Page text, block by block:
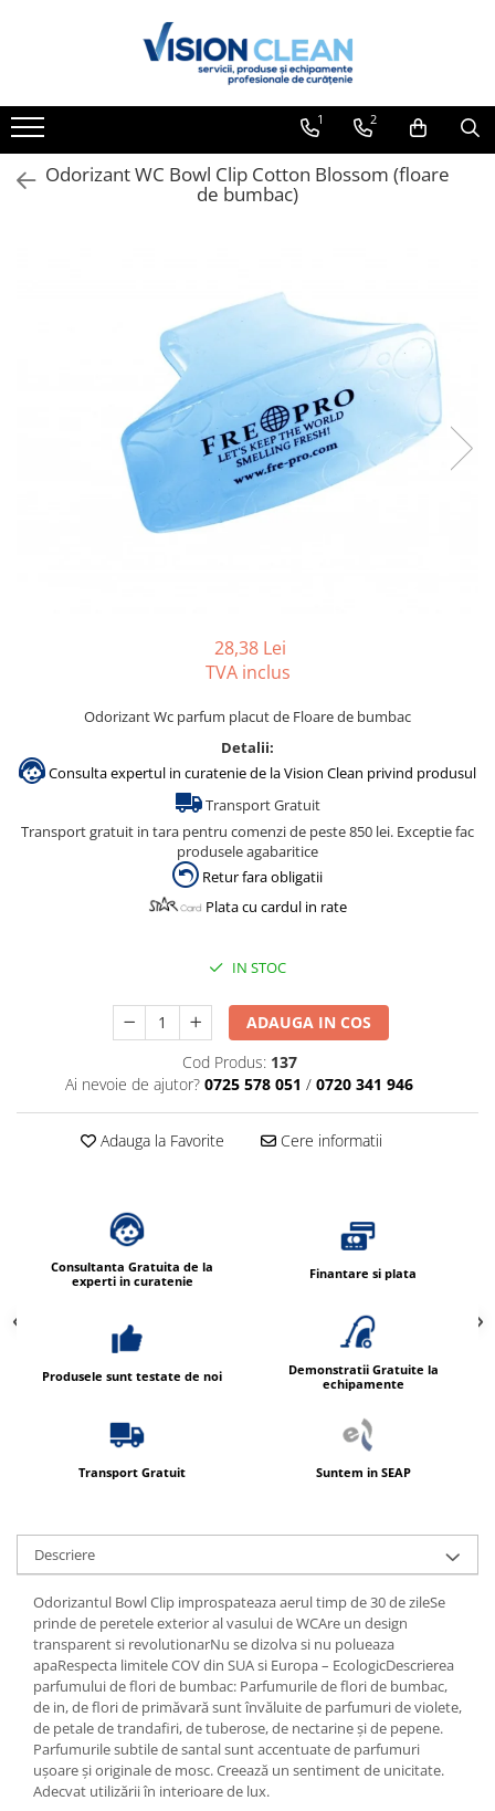
Aspiratoare si masini curatenie
profesionale
Echipament de curatat cu presiune
Masini de curatat si aspirat
Monodiscuri profesionale
Detergenti profesionali
Accesorii detergenti, pompe,
Detergenti covoare, mochete,
Detergenti pardoseala
Detergenti rufe si tesaturi
Detergenti toaleta, grup sanitar
Room Care
Dezinfectanti profesionali
Dezinfectanti maini
Dispensere / Dozatoare
Dozatoare dezinfectanti
Dispensere acoperitoare colac wc
Dispensere hartie igienica
Dispensere odorizante
Dispensere rola hartie industriala
Dispensere rola prosop hartie
servetele faciale
Dozatoare sapun lichid
Uscatoare de maini
Sampon si gel de dus
Sapun solid
Sapun spuma
Consumabile hartie
Acoperitori toaleta
Cearceaf hartie & cearceaf hartie
Hartie igienica
1 2
Odorizant WC Bowl Clip Cotton Blossom (floare
de bumbac)
28,38 Lei
TVA inclus
Odorizant Wc parfum placut de Floare de bumbac
Detalii:
Consulta expertul in curatenie de la Vision Clean privind produsul
Transport Gratuit
Transport gratuit in tara pentru comenzi de peste 850 lei. Exceptie fac
produsele agabaritice
Retur fara obligatii
Plata cu cardul in rate
IN STOC
ADAUGA IN COS
Cod Produs: 137
Ai nevoie de ajutor? 0725 578 051 / 0720 341 946
Adauga la Favorite Cere informatii
Consultanta Gratuita de la
experti in curatenie
Finantare si plata
Produsele sunt testate de noi
Demonstratii Gratuite la
echipamente
Transport Gratuit Suntem in SEAP
Descriere
Odorizantul Bowl Clip improspateaza aerul timp de 30 de zileSe
prinde de peretele exterior al vasului de WCAre un design
transparent si revolutionarNu se dizolva si nu polueaza
apaRespecta limitele COV din SUA si Europa – EcologicDescrierea
parfumului de flori de bumbac: Parfumurile de flori de bumbac,
de in, de flori de primăvară sunt învăluite de parfumuri de violete,
de petale de trandafiri, de tuberose, de nectarine și de pepene.
Parfumurile subtile de santal sunt accentuate de parfumuri
ușoare și originale de mosc. Creează un sentiment de unicitate.
Adecvat utilizării în interioare de lux.